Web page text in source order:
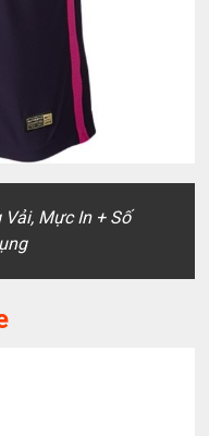
Mực In + Số